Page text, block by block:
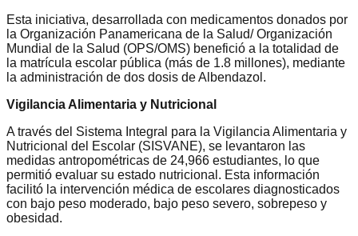
Esta iniciativa, desarrollada con medicamentos donados por
la Organización Panamericana de la Salud/ Organización
Mundial de la Salud (OPS/OMS) benefició a la totalidad de
la matrícula escolar pública (más de 1.8 millones), mediante
la administración de dos dosis de Albendazol.
Vigilancia Alimentaria y Nutricional
A través del Sistema Integral para la Vigilancia Alimentaria y
Nutricional del Escolar (SISVANE), se levantaron las
medidas antropométricas de 24,966 estudiantes, lo que
permitió evaluar su estado nutricional. Esta información
facilitó la intervención médica de escolares diagnosticados
con bajo peso moderado, bajo peso severo, sobrepeso y
obesidad.